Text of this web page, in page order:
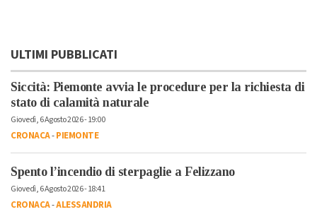
ULTIMI PUBBLICATI
Siccità: Piemonte avvia le procedure per la richiesta di
stato di calamità naturale
Giovedì, 6 Agosto 2026 - 19:00
CRONACA-PIEMONTE
Spento l’incendio di sterpaglie a Felizzano
Giovedì, 6 Agosto 2026 - 18:41
CRONACA-ALESSANDRIA